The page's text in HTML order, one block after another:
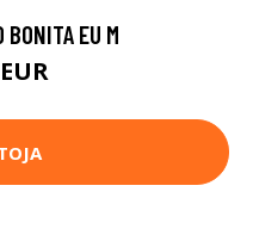
BONITA EU M